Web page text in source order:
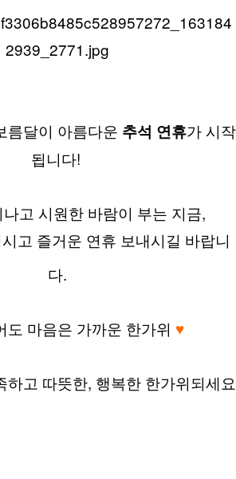
름달이 아름다운 추석 연휴가 시작
됩니다!
고 시원한 바람이 부는 지금,
고 즐거운 연휴 보내시길 바랍니
다.
도 마음은 가까운 한가위 ♥
하고 따뜻한, 행복한 한가위되세요